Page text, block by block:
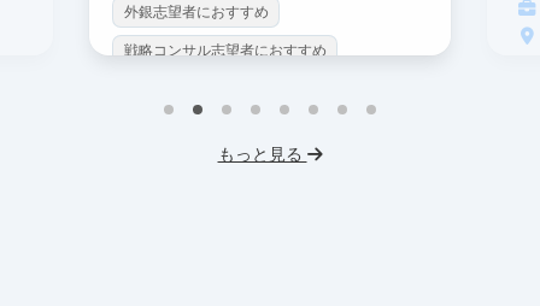
外銀志望者におすすめ
戦略コンサル志望者におすすめ
データサイエンス
もっと見る